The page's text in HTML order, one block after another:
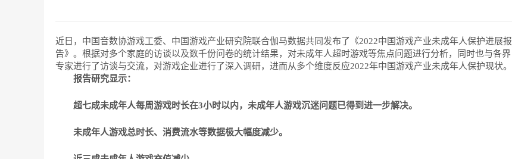
近日，中国音数协游戏工委、中国游戏产业研究院联合伽马数据共同发布了《2022中国游戏产业未成年人保护进展报
告》。根据对多个家庭的访谈以及数千份问卷的统计结果，对未成年人超时游戏等焦点问题进行分析，同时也与各界
专家进行了访谈与交流，对游戏企业进行了深入调研，进而从多个维度反应2022年中国游戏产业未成年人保护现状。
报告研究显示：
超七成未成年人每周游戏时长在3小时以内，未成年人游戏沉迷问题已得到进一步解决。
未成年人游戏总时长、消费流水等数据极大幅度减少。